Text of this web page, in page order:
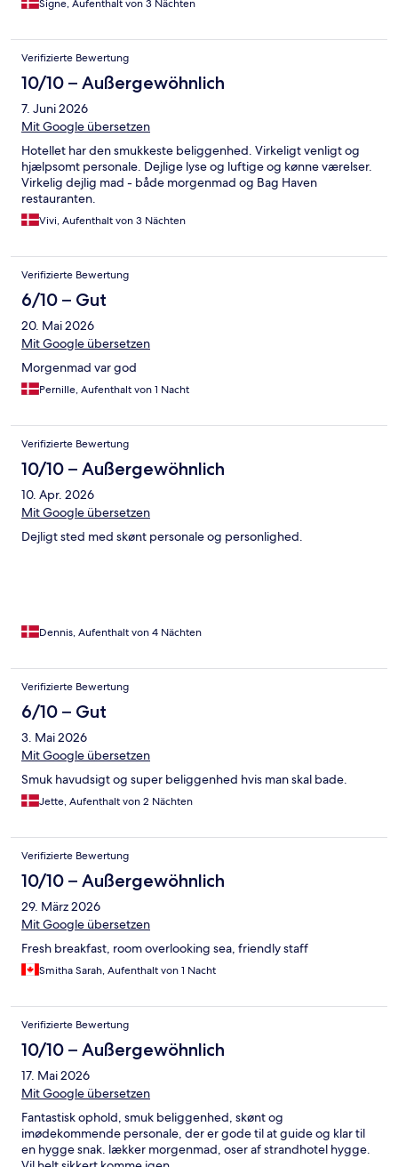
Signe, Aufenthalt von 3 Nächten
Verifizierte Bewertung
10/10 – Außergewöhnlich
7. Juni 2026
Mit Google übersetzen
Hotellet har den smukkeste beliggenhed. Virkeligt venligt og
hjælpsomt personale. Dejlige lyse og luftige og kønne værelser.
Virkelig dejlig mad - både morgenmad og Bag Haven
restauranten.
Vivi, Aufenthalt von 3 Nächten
Verifizierte Bewertung
6/10 – Gut
20. Mai 2026
Mit Google übersetzen
Morgenmad var god
Pernille, Aufenthalt von 1 Nacht
Verifizierte Bewertung
10/10 – Außergewöhnlich
10. Apr. 2026
Mit Google übersetzen
Dejligt sted med skønt personale og personlighed.
Dennis, Aufenthalt von 4 Nächten
Verifizierte Bewertung
6/10 – Gut
3. Mai 2026
Mit Google übersetzen
Smuk havudsigt og super beliggenhed hvis man skal bade.
Jette, Aufenthalt von 2 Nächten
Verifizierte Bewertung
10/10 – Außergewöhnlich
29. März 2026
Mit Google übersetzen
Fresh breakfast, room overlooking sea, friendly staff
Smitha Sarah, Aufenthalt von 1 Nacht
Verifizierte Bewertung
10/10 – Außergewöhnlich
17. Mai 2026
Mit Google übersetzen
Fantastisk ophold, smuk beliggenhed, skønt og
imødekommende personale, der er gode til at guide og klar til
en hygge snak. lækker morgenmad, oser af strandhotel hygge.